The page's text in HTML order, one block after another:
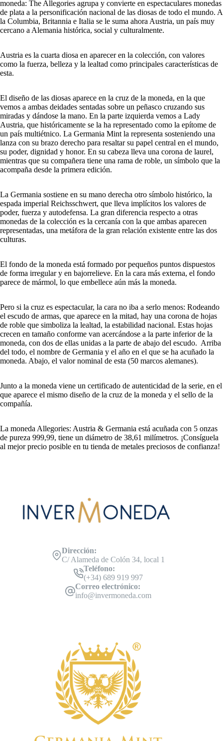
moneda: The Allegories agrupa y convierte en espectaculares monedas
de plata a la personificación nacional de las diosas de todo el mundo. A
la Columbia, Britannia e Italia se le suma ahora Austria, un país muy
cercano a Alemania histórica, social y culturalmente.
Austria es la cuarta diosa en aparecer en la colección, con valores
como la fuerza, belleza y la lealtad como principales características de
esta.
El diseño de las diosas aparece en la cruz de la moneda, en la que
vemos a ambas deidades sentadas sobre un peñasco cruzando sus
miradas y dándose la mano. En la parte izquierda vemos a Lady
Austria, que históricamente se la ha representado como la epítome de
un país multiétnico. La Germania Mint la representa sosteniendo una
lanza con su brazo derecho para resaltar su papel central en el mundo,
su poder, dignidad y honor. En su cabeza lleva una corona de laurel,
mientras que su compañera tiene una rama de roble, un símbolo que la
acompaña desde la primera edición.
La Germania sostiene en su mano derecha otro símbolo histórico, la
espada imperial Reichsschwert, que lleva implícitos los valores de
poder, fuerza y autodefensa. La gran diferencia respecto a otras
monedas de la colección es la cercanía con la que ambas aparecen
representadas, una metáfora de la gran relación existente entre las dos
culturas.
El fondo de la moneda está formado por pequeños puntos dispuestos
de forma irregular y en bajorrelieve. En la cara más externa, el fondo
parece de mármol, lo que embellece aún más la moneda.
Pero si la cruz es espectacular, la cara no iba a serlo menos: Rodeando
el escudo de armas, que aparece en la mitad, hay una corona de hojas
de roble que simboliza la lealtad, la estabilidad nacional. Estas hojas
crecen en tamaño conforme van acercándose a la parte inferior de la
moneda, con dos de ellas unidas a la parte de abajo del escudo. Arriba
del todo, el nombre de Germania y el año en el que se ha acuñado la
moneda. Abajo, el valor nominal de esta (50 marcos alemanes).
Junto a la moneda viene un certificado de autenticidad de la serie, en el
que aparece el mismo diseño de la cruz de la moneda y el sello de la
compañía.
La moneda Allegories: Austria & Germania está acuñada con 5 onzas
de pureza 999,99, tiene un diámetro de 38,61 milímetros. ¡Consíguela
al mejor precio posible en tu tienda de metales preciosos de confianza!
Dirección:
C/ Alameda de Colón 34, local 1
Teléfono:
(+34) 689 919 997
Correo electrónico:
info@invermoneda.com